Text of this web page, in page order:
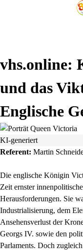
vhs.online:
und das
Englische
KI-generiert
Referent: Martin
Die englische Königin
Zeit ernster
Herausforderungen. Sie
Industrialisierung, dem
Ansehensverlust der
Georgs IV. sowie den
Parlaments. Doch